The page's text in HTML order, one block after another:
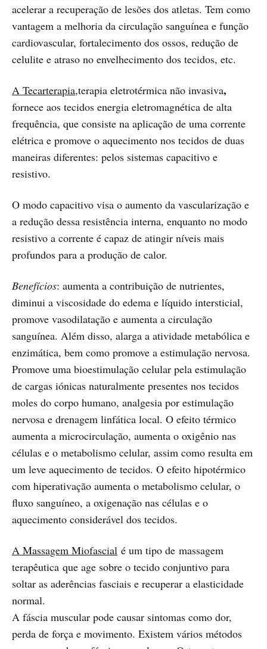
acelerar a recuperação de lesões dos atletas. Tem como
vantagem a melhoria da circulação sanguínea e função
cardiovascular, fortalecimento dos ossos, redução de
celulite e atraso no envelhecimento dos tecidos, etc.
A Tecarterapia,terapia eletrotérmica não invasiva,
fornece aos tecidos energia eletromagnética de alta
frequência, que consiste na aplicação de uma corrente
elétrica e promove o aquecimento nos tecidos de duas
maneiras diferentes: pelos sistemas capacitivo e
resistivo.
O modo capacitivo visa o aumento da vascularização e
a redução dessa resistência interna, enquanto no modo
resistivo a corrente é capaz de atingir níveis mais
profundos para a produção de calor.
Benefícios: aumenta a contribuição de nutrientes,
diminui a viscosidade do edema e líquido intersticial,
promove vasodilatação e aumenta a circulação
sanguínea. Além disso, alarga a atividade metabólica e
enzimática, bem como promove a estimulação nervosa.
Promove uma bioestimulação celular pela estimulação
de cargas iónicas naturalmente presentes nos tecidos
moles do corpo humano, analgesia por estimulação
nervosa e drenagem linfática local. O efeito térmico
aumenta a microcirculação, aumenta o oxigênio nas
células e o metabolismo celular, assim como resulta em
um leve aquecimento de tecidos. O efeito hipotérmico
com hiperativação aumenta o metabolismo celular, o
fluxo sanguíneo, a oxigenação nas células e o
aquecimento considerável dos tecidos.
A Massagem Miofascial é um tipo de massagem
terapêutica que age sobre o tecido conjuntivo para
soltar as aderências fasciais e recuperar a elasticidade
normal.
A fáscia muscular pode causar sintomas como dor,
perda de força e movimento. Existem vários métodos